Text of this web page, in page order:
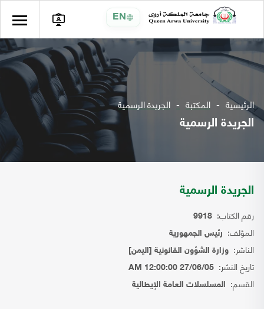
EN
الرئيسية المكتبة الجريدة الرسمية
الجريدة الرسمية
الجريدة الرسمية
رقم الكتاب: 9918
المؤلف: رئيس الجمهورية
الناشر: وزارة الشؤون القانونية [اليمن]
تاريخ النشر: 27/06/05 12:00:00 AM
القسم: المسلسلات العامة الإيطالية